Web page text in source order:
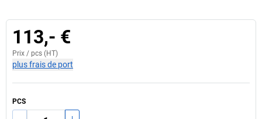
113,- €
Prix / pcs (HT)
plus frais de port
PCS